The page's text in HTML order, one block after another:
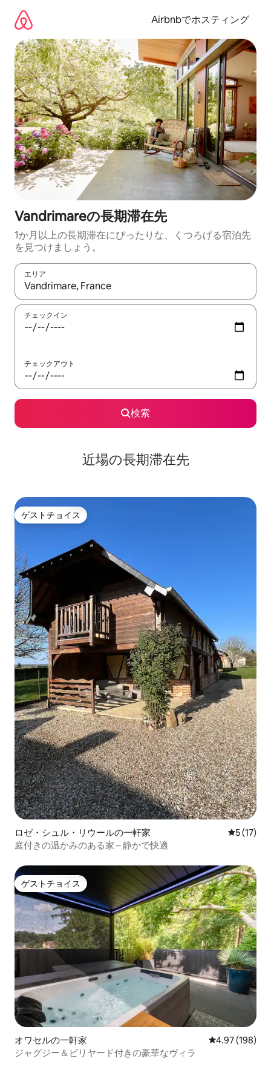
Airbnbでホスティング
Vandrimareの長期滞在先
1か月以上の長期滞在にぴったりな、くつろげる宿泊先
を見つけましょう。
エリア
検索結果が表示されたら、上下の矢印キーを使って移動するか
チェックイン
チェックアウト
検索
近場の長期滞在先
ゲストチョイス
ゲストチョイス
ロゼ・シュル・リウールの一軒家 レビュー
5 (17)
庭付きの温かみのある家 – 静かで快適
ゲストチョイス
ゲストチョイス
オワセルの一軒家 レビュー198
4.97 (198)
ジャグジー＆ビリヤード付きの豪華なヴィラ